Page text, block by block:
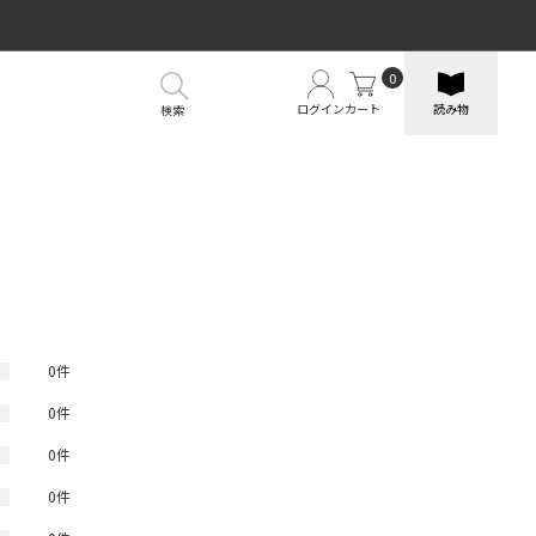
ログインカート
0
読み物
検索
0件
0件
0件
0件